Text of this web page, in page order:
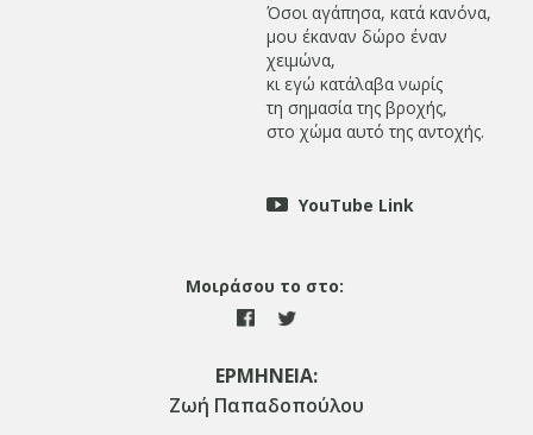
Όσοι αγάπησα, κατά κανόνα,
μου έκαναν δώρο έναν
χειμώνα,
κι εγώ κατάλαβα νωρίς
τη σημασία της βροχής,
στο χώμα αυτό της αντοχής.
YouTube Link
Μοιράσου το στο:
ΕΡΜΗΝΕΙΑ:
Ζωή Παπαδοπούλου